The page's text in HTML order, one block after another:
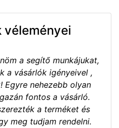
véleményei
a segítő munkájukat,
a vásárlók igényeivel ,
Egyre nehezebb olyan
fontos a vásárló.
a terméket és
meg tudjam rendelni.